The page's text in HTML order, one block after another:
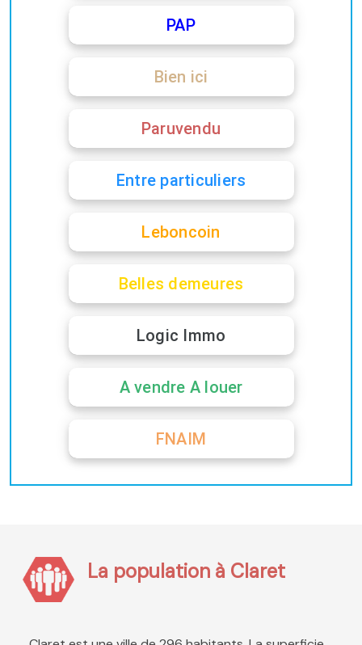
PAP
Bien ici
Paruvendu
Entre particuliers
Leboncoin
Belles demeures
Logic Immo
A vendre A louer
FNAIM
La population à Claret